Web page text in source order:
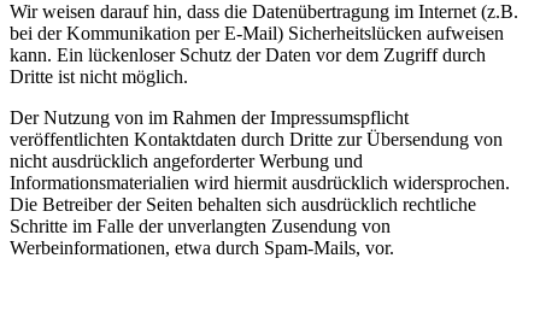
Wir weisen darauf hin, dass die Datenübertragung im Internet (z.B.
bei der Kommunikation per E-Mail) Sicherheitslücken aufweisen
kann. Ein lückenloser Schutz der Daten vor dem Zugriff durch
Dritte ist nicht möglich.
Der Nutzung von im Rahmen der Impressumspflicht
veröffentlichten Kontaktdaten durch Dritte zur Übersendung von
nicht ausdrücklich angeforderter Werbung und
Informationsmaterialien wird hiermit ausdrücklich widersprochen.
Die Betreiber der Seiten behalten sich ausdrücklich rechtliche
Schritte im Falle der unverlangten Zusendung von
Werbeinformationen, etwa durch Spam-Mails, vor.